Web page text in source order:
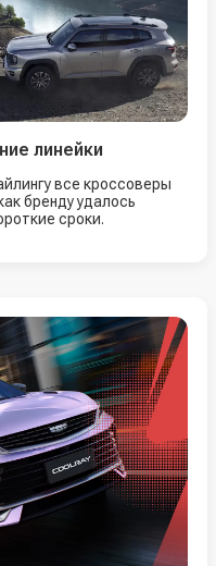
линейки
все кроссоверы
бренду удалось
сроки.